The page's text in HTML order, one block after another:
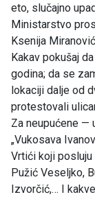
eto, slučajno
Ministarstvo
Ksenija
Kakav pokušaj
godina; da se
lokaciji dalje od
protestovali
Za neupućene —
„Vukosava
Vrtići koji
Pužić Veseljko,
Izvorčić,… I